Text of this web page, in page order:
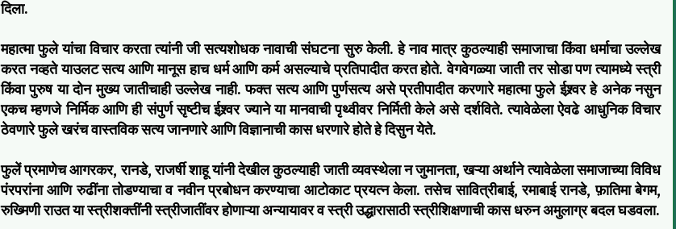
दिला.
महात्मा फुले यांचा विचार करता त्यांनी जी सत्यशोधक नावाची संघटना सुरु केली. हे नाव मात्र कुठल्याही समाजाचा किंवा धर्माचा उल्लेख
करत नव्हते याउलट सत्य आणि मानूस हाच धर्म आणि कर्म असल्याचे प्रतिपादीत करत होते. वेगवेगळ्या जाती तर सोडा पण त्यामध्ये स्त्री
किंवा पुरुष या दोन मुख्य जातीचाही उल्लेख नाही. फक्त सत्य आणि पुर्णसत्य असे प्रतीपादीत करणारे महात्मा फुले ईश्र्वर हे अनेक नसुन
एकच म्हणजे निर्मिक आणि ही संपुर्ण सृष्टीच ईश्र्वर ज्याने या मानवाची पृथ्वीवर निर्मिती केले असे दर्शविते. त्यावेळेला ऐवढे आधुनिक विचार
ठेवणारे फुले खरंच वास्तविक सत्य जानणारे आणि विज्ञानाची कास धरणारे होते हे दिसुन येते.
फुलें प्रमाणेच आगरकर, रानडे, राजर्षी शाहू यांनी देखील कुठल्याही जाती व्यवस्थेला न जुमानता, खऱ्या अर्थाने त्यावेळेला समाजाच्या विविध
पंरपरांना आणि रुढींना तोडण्याचा व नवीन प्रबोधन करण्याचा आटोकाट प्रयत्न केला. तसेच सावित्रीबाई, रमाबाई रानडे, फ़ातिमा बेगम,
रुख्मिणी राउत या स्त्रीशक्तींनी स्त्रीजातींवर होणाऱ्या अन्यायावर व स्त्री उद्धारासाठी स्त्रीशिक्षणाची कास धरुन अमुलाग्र बदल घडवला.